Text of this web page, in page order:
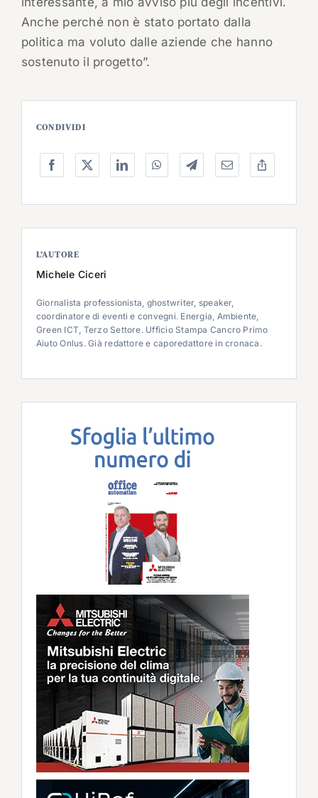
Anche perché non è stato portato dalla
politica ma voluto dalle aziende che hanno
sostenuto il progetto”.
CONDIVIDI
L’AUTORE
Michele Ciceri
Giornalista professionista, ghostwriter, speaker,
coordinatore di eventi e convegni. Energia, Ambiente,
Green ICT, Terzo Settore. Ufficio Stampa Cancro Primo
Aiuto Onlus. Già redattore e caporedattore in cronaca.